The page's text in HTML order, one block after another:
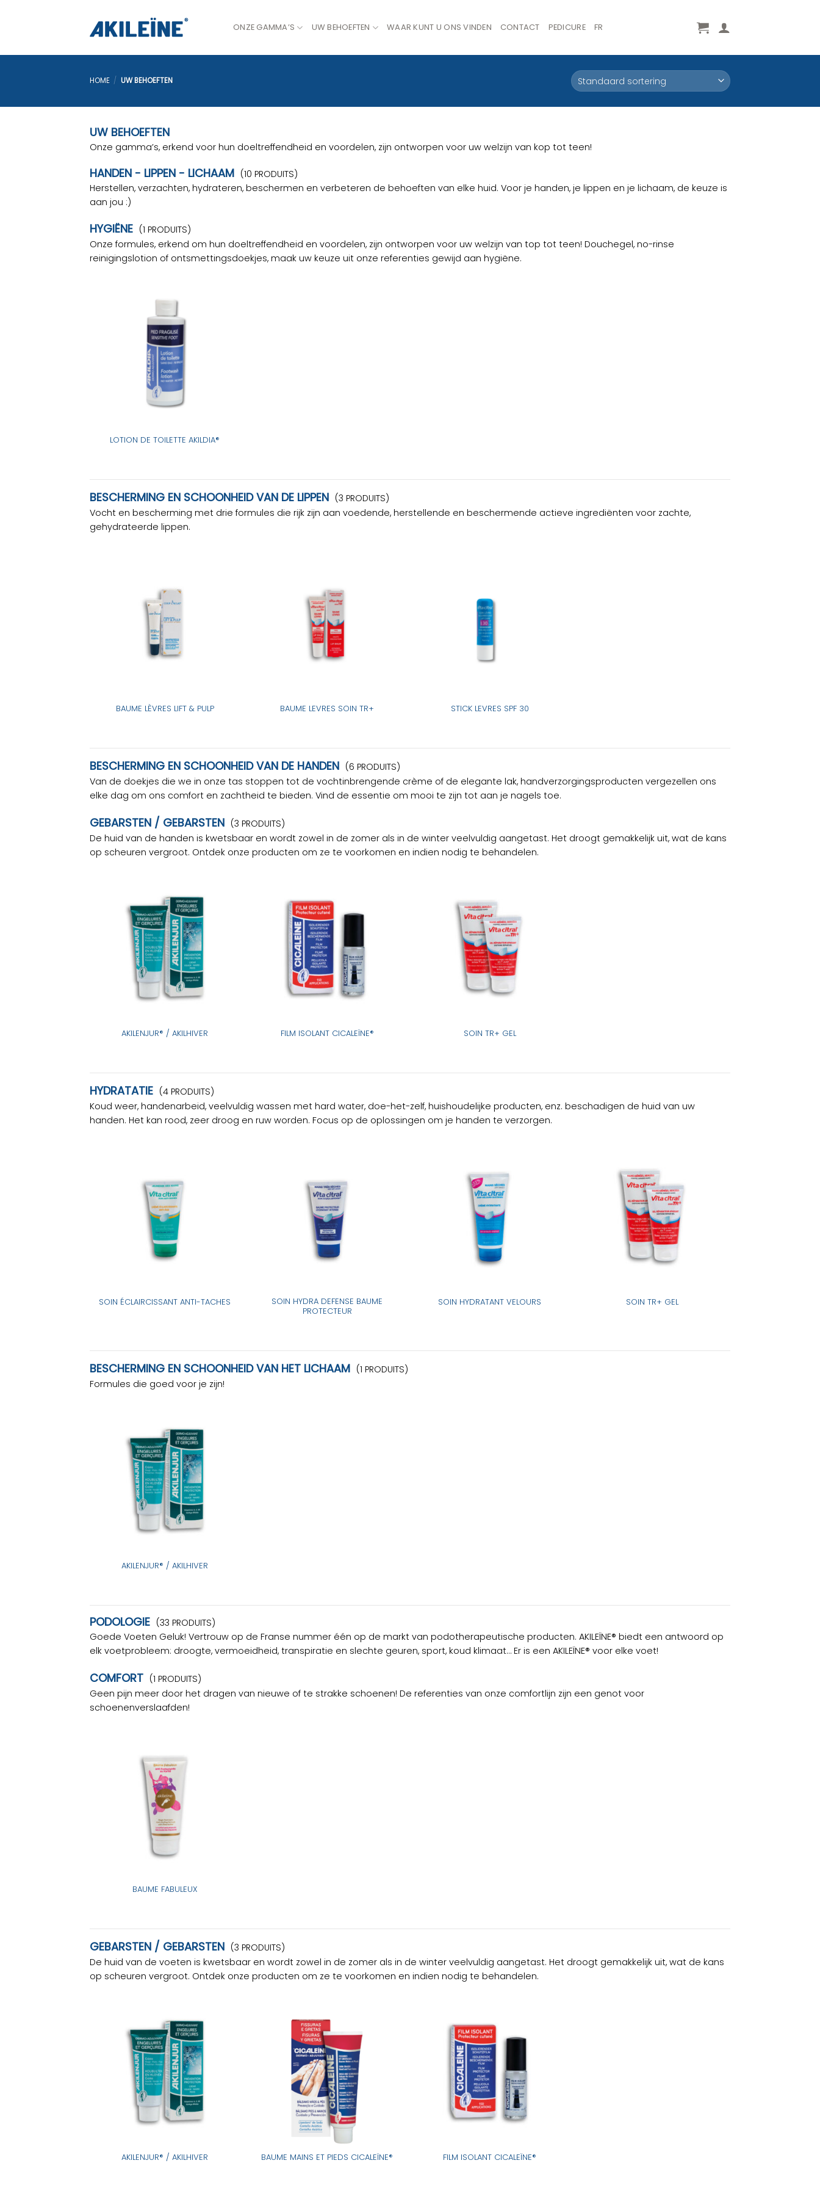
ONZE GAMMA’S UW BEHOEFTEN WAAR KUNT U ONS VINDEN CONTACT PEDICURE FR
HOME / UW BEHOEFTEN
UW BEHOEFTEN
Onze gamma’s, erkend voor hun doeltreffendheid en voordelen, zijn ontworpen voor uw welzijn van kop tot teen!
HANDEN - LIPPEN - LICHAAM (10 PRODUITS)
Herstellen, verzachten, hydrateren, beschermen en verbeteren de behoeften van elke huid. Voor je handen, je lippen en je lichaam, de keuze is
aan jou :)
HYGIËNE (1 PRODUITS)
Onze formules, erkend om hun doeltreffendheid en voordelen, zijn ontworpen voor uw welzijn van top tot teen! Douchegel, no-rinse
reinigingslotion of ontsmettingsdoekjes, maak uw keuze uit onze referenties gewijd aan hygiëne.
LOTION DE TOILETTE AKILDIA®
BESCHERMING EN SCHOONHEID VAN DE LIPPEN (3 PRODUITS)
Vocht en bescherming met drie formules die rijk zijn aan voedende, herstellende en beschermende actieve ingrediënten voor zachte,
gehydrateerde lippen.
BAUME LÈVRES LIFT & PULP BAUME LEVRES SOIN TR+ STICK LEVRES SPF 30
BESCHERMING EN SCHOONHEID VAN DE HANDEN (6 PRODUITS)
Van de doekjes die we in onze tas stoppen tot de vochtinbrengende crème of de elegante lak, handverzorgingsproducten vergezellen ons
elke dag om ons comfort en zachtheid te bieden. Vind de essentie om mooi te zijn tot aan je nagels toe.
GEBARSTEN / GEBARSTEN (3 PRODUITS)
De huid van de handen is kwetsbaar en wordt zowel in de zomer als in de winter veelvuldig aangetast. Het droogt gemakkelijk uit, wat de kans
op scheuren vergroot. Ontdek onze producten om ze te voorkomen en indien nodig te behandelen.
AKILENJUR® / AKILHIVER FILM ISOLANT CICALEÏNE® SOIN TR+ GEL
HYDRATATIE (4 PRODUITS)
Koud weer, handenarbeid, veelvuldig wassen met hard water, doe-het-zelf, huishoudelijke producten, enz. beschadigen de huid van uw
handen. Het kan rood, zeer droog en ruw worden. Focus op de oplossingen om je handen te verzorgen.
SOIN ÉCLAIRCISSANT ANTI-TACHES
SOIN HYDRA DEFENSE BAUME
PROTECTEUR
SOIN HYDRATANT VELOURS SOIN TR+ GEL
BESCHERMING EN SCHOONHEID VAN HET LICHAAM (1 PRODUITS)
Formules die goed voor je zijn!
AKILENJUR® / AKILHIVER
PODOLOGIE (33 PRODUITS)
Goede Voeten Geluk! Vertrouw op de Franse nummer één op de markt van podotherapeutische producten. AKILEÏNE® biedt een antwoord op
elk voetprobleem: droogte, vermoeidheid, transpiratie en slechte geuren, sport, koud klimaat… Er is een AKILEÏNE® voor elke voet!
COMFORT (1 PRODUITS)
Geen pijn meer door het dragen van nieuwe of te strakke schoenen! De referenties van onze comfortlijn zijn een genot voor
schoenenverslaafden!
BAUME FABULEUX
GEBARSTEN / GEBARSTEN (3 PRODUITS)
De huid van de voeten is kwetsbaar en wordt zowel in de zomer als in de winter veelvuldig aangetast. Het droogt gemakkelijk uit, wat de kans
op scheuren vergroot. Ontdek onze producten om ze te voorkomen en indien nodig te behandelen.
AKILENJUR® / AKILHIVER BAUME MAINS ET PIEDS CICALEÏNE® FILM ISOLANT CICALEÏNE®